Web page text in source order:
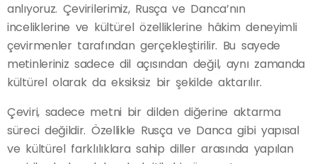
anlıyoruz. Çevirilerimiz, Rusça ve Danca’nın
inceliklerine ve kültürel özelliklerine hâkim deneyimli
çevirmenler tarafından gerçekleştirilir. Bu sayede
metinleriniz sadece dil açısından değil, aynı zamanda
kültürel olarak da eksiksiz bir şekilde aktarılır.
Çeviri, sadece metni bir dilden diğerine aktarma
süreci değildir. Özellikle Rusça ve Danca gibi yapısal
ve kültürel farklılıklara sahip diller arasında yapılan